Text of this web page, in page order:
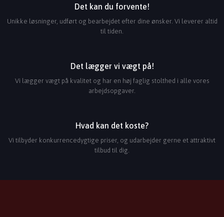
Det kan du forvente!
Unikke løsninger, udført og bearbejdet efter dine ønsker. Vi leverer altid
til tiden.
Det lægger vi vægt på!
Vi lægger vægt på kvalitet og har en høj faglig stolthed i alle vores
arbejdsopgaver.
Hvad kan det koste?
Vi tilbyder konkurrencedygtige priser, og udarbejder gerne et attraktivt
tilbud til dig.